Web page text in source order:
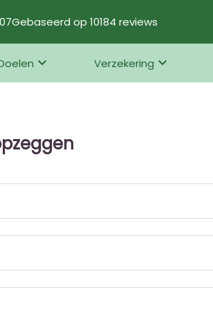
Gebaseerd op 10184 reviews
Verzekering